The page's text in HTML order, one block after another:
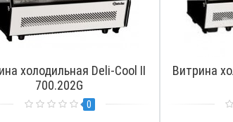
холодильная Deli-Cool II
700.202G
0
Витрина